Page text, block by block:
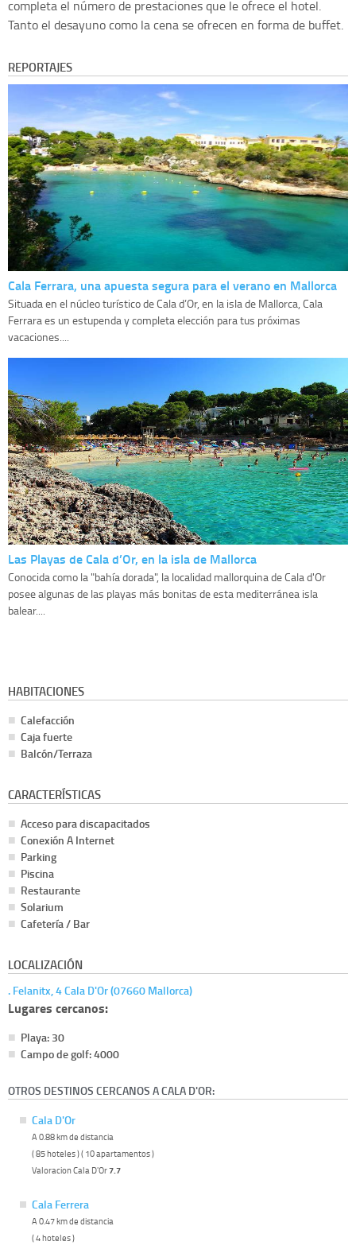
completa el número de prestaciones que le ofrece el hotel.
Tanto el desayuno como la cena se ofrecen en forma de buffet.
REPORTAJES
Cala Ferrara, una apuesta segura para el verano en Mallorca
Situada en el núcleo turístico de Cala d’Or, en la isla de Mallorca, Cala
Ferrara es un estupenda y completa elección para tus próximas
vacaciones....
Las Playas de Cala d’Or, en la isla de Mallorca
Conocida como la "bahía dorada", la localidad mallorquina de Cala d'Or
posee algunas de las playas más bonitas de esta mediterránea isla
balear....
HABITACIONES
Calefacción
Caja fuerte
Balcón/Terraza
CARACTERÍSTICAS
Acceso para discapacitados
Conexión A Internet
Parking
Piscina
Restaurante
Solarium
Cafetería / Bar
LOCALIZACIÓN
. Felanitx, 4 Cala D'Or (07660 Mallorca)
Lugares cercanos:
Playa: 30
Campo de golf: 4000
OTROS DESTINOS CERCANOS A CALA D'OR:
Cala D'Or
A 0.88 km de distancia
( 85 hoteles ) ( 10 apartamentos )
Valoracion Cala D'Or7.7
Cala Ferrera
A 0.47 km de distancia
( 4 hoteles )